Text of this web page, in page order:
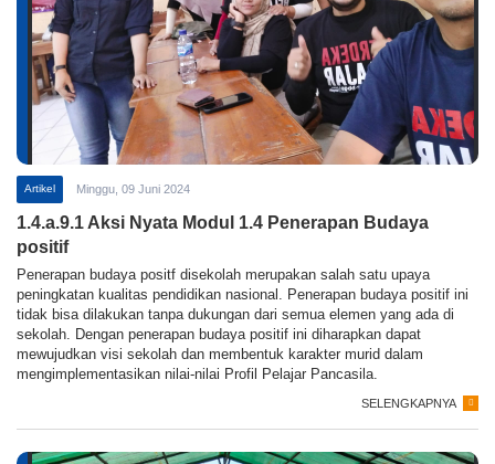
Artikel Minggu, 09 Juni 2024
1.4.a.9.1 Aksi Nyata Modul 1.4 Penerapan Budaya
positif
Penerapan budaya positf disekolah merupakan salah satu upaya
peningkatan kualitas pendidikan nasional. Penerapan budaya positif ini
tidak bisa dilakukan tanpa dukungan dari semua elemen yang ada di
sekolah. Dengan penerapan budaya positif ini diharapkan dapat
mewujudkan visi sekolah dan membentuk karakter murid dalam
mengimplementasikan nilai-nilai Profil Pelajar Pancasila.
SELENGKAPNYA